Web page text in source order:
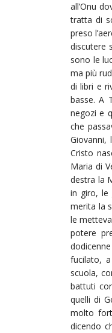
all’Onu
tratta di
preso
discutere
sono le
ma più
di libri e
basse. A
negozi e
che
Giovanni,
Cristo
Maria di
destra la
in giro, le
merita la
le
potere
fucilato,
scuola,
battuti
quelli di
molto
dicendo